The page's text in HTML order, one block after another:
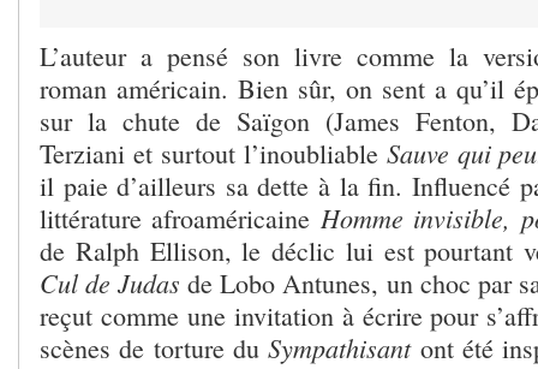
L’auteur a pensé son livre comme la
roman américain. Bien sûr, on sent a qu’il
sur la chute de Saïgon (James Fenton,
Terziani et surtout l’inoubliable Sauve qui
il paie d’ailleurs sa dette à la fin. Influencé
littérature afroaméricaine Homme invisible,
de Ralph Ellison, le déclic lui est pourtant
Cul de Judas de Lobo Antunes, un choc par
reçut comme une invitation à écrire pour
scènes de torture duSympathisant ont été